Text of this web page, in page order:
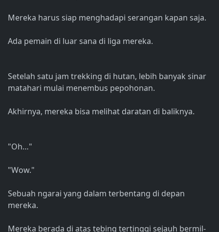
Mereka harus siap menghadapi serangan kapan saja.
Ada pemain di luar sana di liga mereka.
Setelah satu jam trekking di hutan, lebih banyak sinar
matahari mulai menembus pepohonan.
Akhirnya, mereka bisa melihat daratan di baliknya.
"Oh…"
"Wow."
Sebuah ngarai yang dalam terbentang di depan
mereka.
Mereka berada di atas tebing tertinggi sejauh bermil-